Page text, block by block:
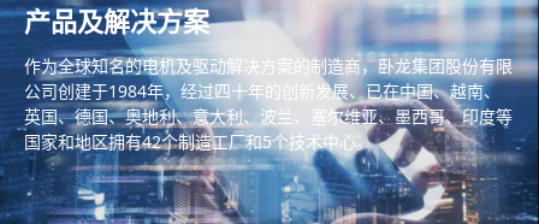
日本語
产品及解决方案
作为全球知名的电机及驱动解决方案的制造商，卧龙集团股份有限
公司创建于1984年，经过四十年的创新发展、已在中国、越南、
英国、德国、奥地利、意大利、波兰、塞尔维亚、墨西哥、印度等
国家和地区拥有42个制造工厂和5个技术中心。